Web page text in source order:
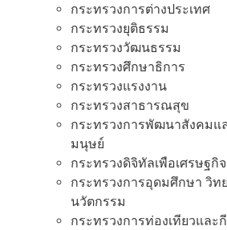
กระทรวงการต่างประเทศ
กระทรวงยุติธรรม
กระทรวงวัฒนธรรม
กระทรวงศึกษาธิการ
กระทรวงแรงงาน
กระทรวงสาธารณสุข
กระทรวงการพัฒนาสังคมแ
มนุษย์
กระทรวงดิจิทัลเพือเศรษฐกิ
กระทรวงการอุดมศึกษา วิท
นวัตกรรม
กระทรวงการท่องเทียวและ